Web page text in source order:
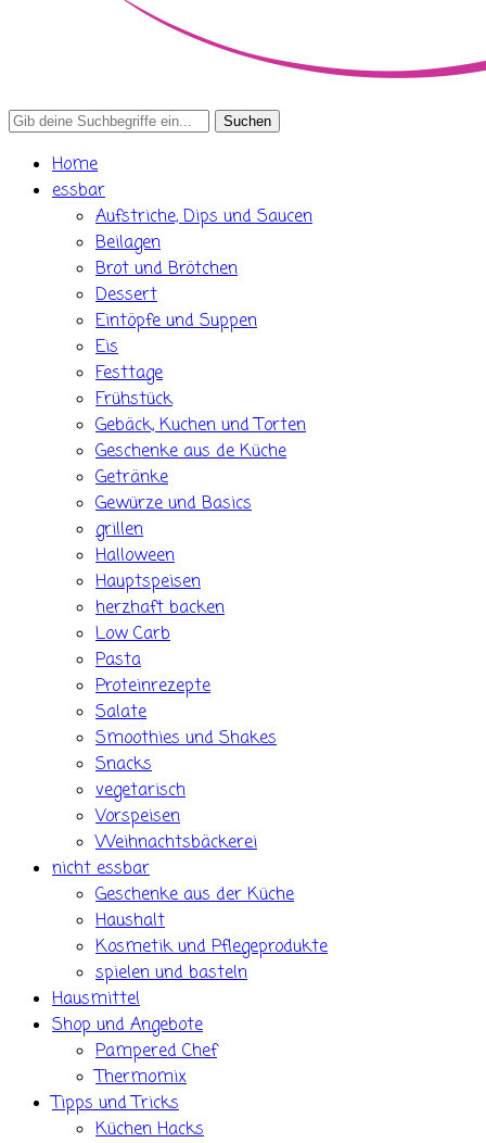
Search
Home
essbar
Aufstriche, Dips und Saucen
Beilagen
Brot und Brötchen
Dessert
Eintöpfe und Suppen
Eis
Festtage
Frühstück
Gebäck, Kuchen und Torten
Geschenke aus de Küche
Getränke
Gewürze und Basics
grillen
Halloween
Hauptspeisen
herzhaft backen
Low Carb
Pasta
Proteinrezepte
Salate
Smoothies und Shakes
Snacks
vegetarisch
Vorspeisen
Weihnachtsbäckerei
nicht essbar
Geschenke aus der Küche
Haushalt
Kosmetik und Pflegeprodukte
spielen und basteln
Hausmittel
Shop und Angebote
Pampered Chef
Thermomix
Tipps und Tricks
Küchen Hacks